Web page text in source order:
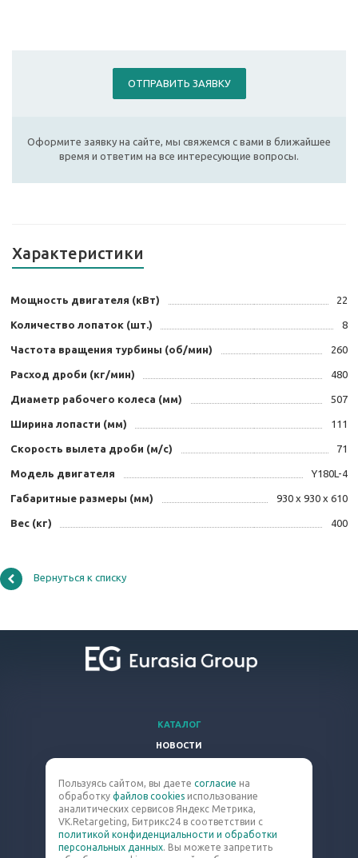
ОТПРАВИТЬ ЗАЯВКУ
Оформите заявку на сайте, мы свяжемся с вами в ближайшее
время и ответим на все интересующие вопросы.
Характеристики
Мощность двигателя (кВт) 22
Количество лопаток (шт.) 8
Частота вращения турбины (об/мин) 260
Расход дроби (кг/мин) 480
Диаметр рабочего колеса (мм) 507
Ширина лопасти (мм) 111
Скорость вылета дроби (м/с) 71
Модель двигателя Y180L-4
Габаритные размеры (мм) 930 х 930 х 610
Вес (кг) 400
Вернуться к списку
КАТАЛОГ
НОВОСТИ
КОМПАНИЯ
КОНТАКТЫ
8 (800) 301-63-60
Пользуясь сайтом, вы даете согласие на
обработку файлов cookies использование
аналитических сервисов Яндекс Метрика,
VK.Retargeting, Битрикс24 в соответствии с
политикой конфиденциальности и обработки
персональных данных. Вы можете запретить